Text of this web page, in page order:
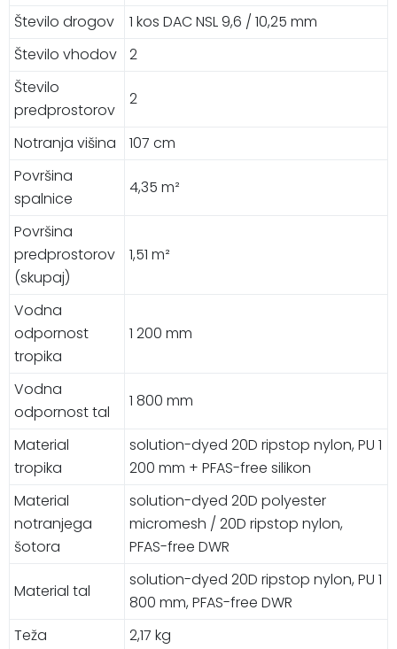
Število drogov
1 kos DAC NSL 9,6 / 10,25 mm
Število vhodov
2
Število
predprostorov
2
Notranja višina
107 cm
Površina
spalnice
4,35 m²
Površina
predprostorov
(skupaj)
1,51 m²
Vodna
odpornost
tropika
1 200 mm
Vodna
odpornost tal
1 800 mm
Material
tropika
solution-dyed 20D ripstop nylon, PU 1
200 mm + PFAS-free silikon
Material
notranjega
šotora
solution-dyed 20D polyester
micromesh / 20D ripstop nylon,
PFAS-free DWR
Material tal
solution-dyed 20D ripstop nylon, PU 1
800 mm, PFAS-free DWR
Teža
2,17 kg